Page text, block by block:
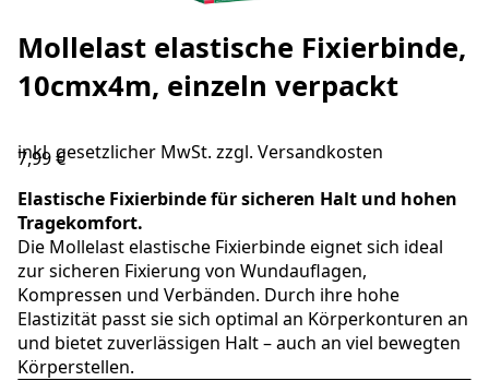
Mollelast elastische Fixierbinde,
10cmx4m, einzeln verpackt
inkl. gesetzlicher MwSt. zzgl. Versandkosten
7,99 €
Elastische Fixierbinde für sicheren Halt und hohen
Tragekomfort.
Die Mollelast elastische Fixierbinde eignet sich ideal
zur sicheren Fixierung von Wundauflagen,
Kompressen und Verbänden. Durch ihre hohe
Elastizität passt sie sich optimal an Körperkonturen an
und bietet zuverlässigen Halt – auch an viel bewegten
Körperstellen.